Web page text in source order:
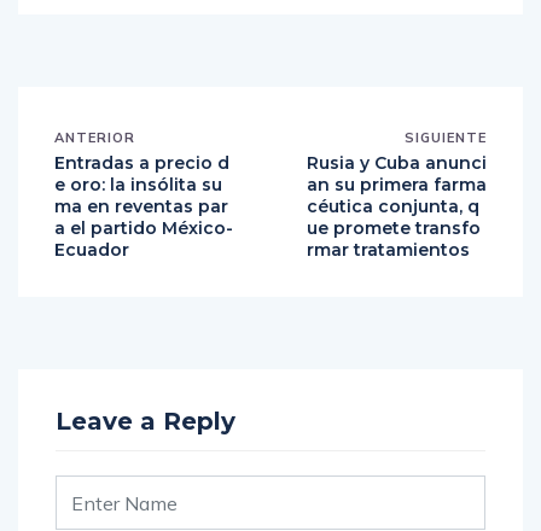
ANTERIOR
Entradas a precio d
e oro: la insólita su
ma en reventas par
a el partido México-
Ecuador
SIGUIENTE
Rusia y Cuba anunci
an su primera farma
céutica conjunta, q
ue promete transfo
rmar tratamientos
Leave a Reply